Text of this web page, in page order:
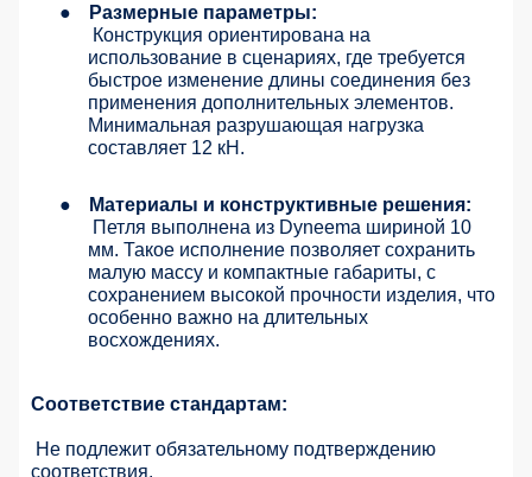
●
Размерные параметры:
Конструкция ориентирована на
использование в сценариях, где требуется
быстрое изменение длины соединения без
применения дополнительных элементов.
Минимальная разрушающая нагрузка
составляет 12 кН.
●
Материалы и конструктивные решения:
Петля выполнена из Dyneema шириной 10
мм. Такое исполнение позволяет сохранить
малую массу и компактные габариты, с
сохранением высокой прочности изделия, что
особенно важно на длительных
восхождениях.
Соответствие стандартам:
Не подлежит обязательному подтверждению
соответствия.